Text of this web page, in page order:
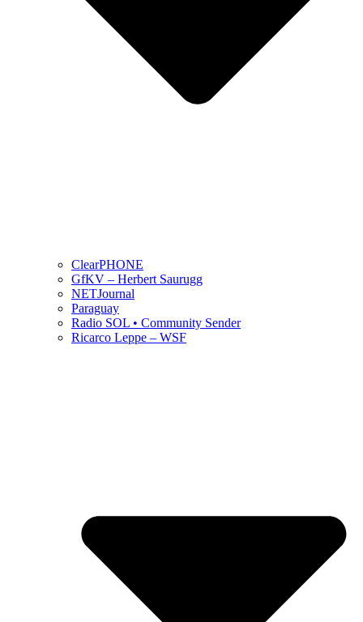
ClearPHONE
GfKV – Herbert Saurugg
NETJournal
Paraguay
Radio SOL • Community Sender
Ricarco Leppe – WSF